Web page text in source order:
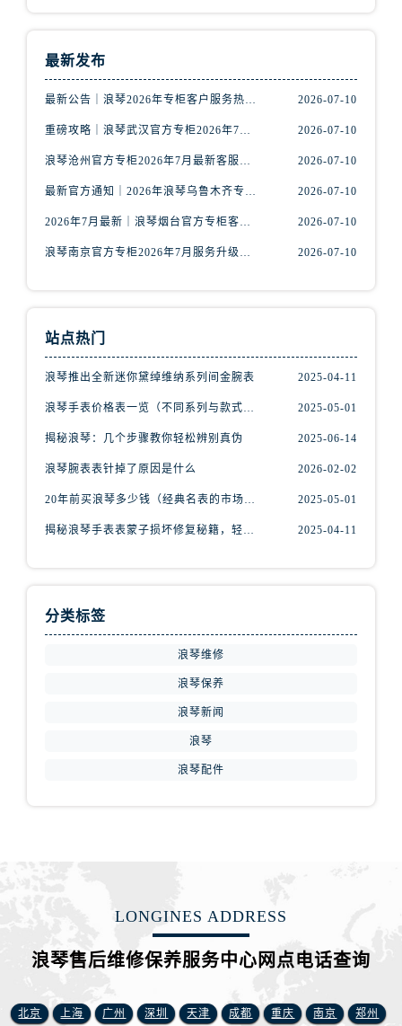
安徽省阜阳市颍州区颍州北路浪琴售后服务中心（需提前预约）
福建省南平市建阳区人民西路浪琴售后服务中心（需提前预约）
江苏省常州市新北区龙锦路1590号现代传媒中心5号楼10层1008室浪琴售后服务中心（需提前预约）
江苏省盐城市盐都区世纪大道5号盐城金融城写字楼1号楼16层1604室浪琴售后服务中心（需提前预约）
山东省东营市东营区济南路浪琴售后服务中心（需提前预约）
山东省济宁市任城区太白楼路浪琴售后服务中心（需提前预约）
最新发布
最新公告｜浪琴2026年专柜客户服务热线中国区7月（含核验攻略） 2026-07-10
重磅攻略｜浪琴武汉官方专柜2026年7月客户服务电话权威核验 2026-07-10
浪琴沧州官方专柜2026年7月最新客服电话｜门店信息+服务攻略 2026-07-10
最新官方通知｜2026年浪琴乌鲁木齐专柜服务信息整合，客服热线7月已更新 2026-07-10
2026年7月最新｜浪琴烟台官方专柜客户服务热线全攻略，门店信息一网打尽 2026-07-10
浪琴南京官方专柜2026年7月服务升级｜客户热线+门店信息重磅公示 2026-07-10
站点热门
浪琴推出全新迷你黛绰维纳系列间金腕表 2025-04-11
浪琴手表价格表一览（不同系列与款式的价格区间） 2025-05-01
揭秘浪琴：几个步骤教你轻松辨别真伪 2025-06-14
浪琴腕表表针掉了原因是什么 2026-02-02
20年前买浪琴多少钱（经典名表的市场价值回顾） 2025-05-01
揭秘浪琴手表表蒙子损坏修复秘籍，轻松重获透明之美！ 2025-04-11
分类标签
浪琴维修
浪琴保养
浪琴新闻
浪琴
浪琴配件
LONGINES ADDRESS
浪琴售后维修保养服务中心网点电话查询
北京 上海 广州 深圳 天津 成都 重庆 南京 郑州